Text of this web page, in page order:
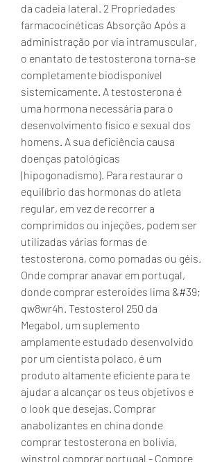
da cadeia lateral. 2 Propriedades
farmacocinéticas Absorção Após a
administração por via intramuscular,
o enantato de testosterona torna-se
completamente biodisponível
sistemicamente. A testosterona é
uma hormona necessária para o
desenvolvimento físico e sexual dos
homens. A sua deficiência causa
doenças patológicas
(hipogonadismo). Para restaurar o
equilíbrio das hormonas do atleta
regular, em vez de recorrer a
comprimidos ou injeções, podem ser
utilizadas várias formas de
testosterona, como pomadas ou géis.
Onde comprar anavar em portugal,
donde comprar esteroides lima &#39;
qw8wr4h. Testosterol 250 da
Megabol, um suplemento
amplamente estudado desenvolvido
por um cientista polaco, é um
produto altamente eficiente para te
ajudar a alcançar os teus objetivos e
o look que desejas. Comprar
anabolizantes en china donde
comprar testosterona en bolivia,
winstrol comprar portugal - Compre